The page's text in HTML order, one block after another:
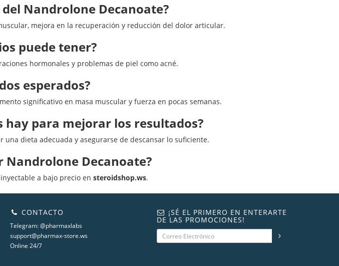
Nandrolone Decanoate?
mejora en la recuperación y reducción del dolor articular.
puede tener?
hormonales y problemas de piel como acné.
esperados?
significativo en masa muscular y fuerza en pocas semanas.
hay para mejorar los resultados?
una dieta adecuada y asegurarse de descansar lo suficiente.
Nandrolone Decanoate?
a bajo precio en steroidshop.ws.
CONTACTO
Telegram: @pharmaxlabs
support@pharmax-store.ws
Online 24/7
¡SÉ EL PRIMERO EN ENTERARTE
DE LAS PROMOCIONES!